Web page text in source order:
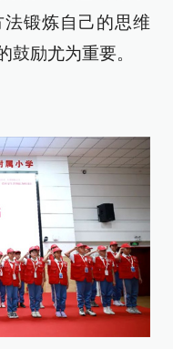
锻炼自己的思维
鼓励尤为重要。